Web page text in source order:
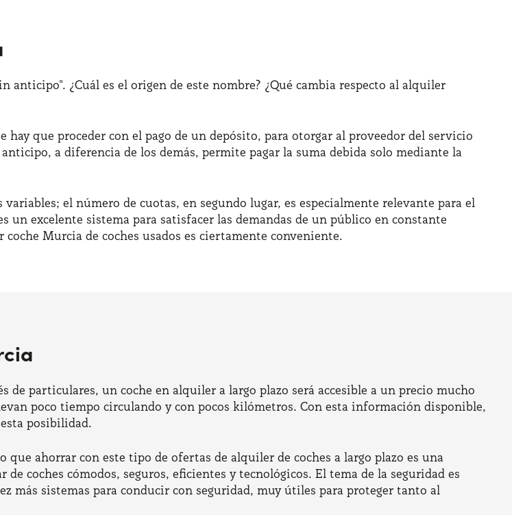
anticipo". ¿Cuál es el origen de este nombre? ¿Qué cambia respecto al alquiler
que proceder con el pago de un depósito, para otorgar al proveedor del servicio
a diferencia de los demás, permite pagar la suma debida solo mediante la
el número de cuotas, en segundo lugar, es especialmente relevante para el
excelente sistema para satisfacer las demandas de un público en constante
Murcia de coches usados es ciertamente conveniente.
de particulares, un coche en alquiler a largo plazo será accesible a un precio mucho
poco tiempo circulando y con pocos kilómetros. Con esta información disponible,
posibilidad.
ahorrar con este tipo de ofertas de alquiler de coches a largo plazo es una
coches cómodos, seguros, eficientes y tecnológicos. El tema de la seguridad es
más sistemas para conducir con seguridad, muy útiles para proteger tanto al